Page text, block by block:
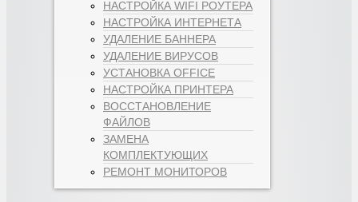
НАСТРОЙКА WIFI РОУТЕРА
НАСТРОЙКА ИНТЕРНЕТА
УДАЛЕНИЕ БАННЕРА
УДАЛЕНИЕ ВИРУСОВ
УСТАНОВКА OFFICE
НАСТРОЙКА ПРИНТЕРА
ВОССТАНОВЛЕНИЕ
ФАЙЛОВ
ЗАМЕНА
КОМПЛЕКТУЮЩИХ
РЕМОНТ МОНИТОРОВ